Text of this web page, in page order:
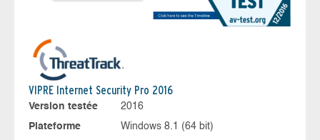
VIPRE Internet Security Pro 2016
Version testée
2016
Plateforme
Windows 8.1 (64 bit)